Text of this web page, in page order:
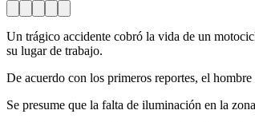
Un trágico accidente cobró la vida de un
su lugar de trabajo.
De acuerdo con los primeros reportes, el
Se presume que la falta de iluminación en la